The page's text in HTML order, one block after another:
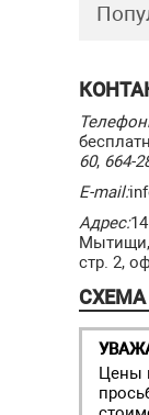
60, 664-
E-mail:
Адрес:
Мытищи,
стр. 2,
СХЕМА
Цены